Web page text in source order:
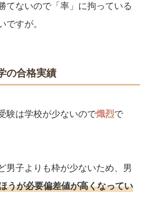
てないので「率」に拘っている
ですが。
の合格実績
験は学校が少ないので熾烈で
男子よりも枠が少ないため、男
うが必要偏差値が高くなってい